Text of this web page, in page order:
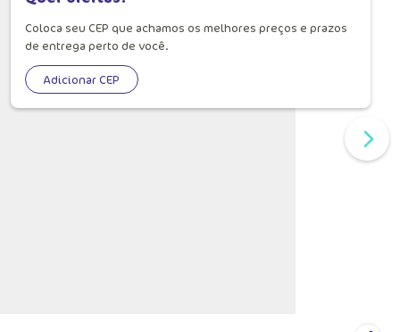
Coloca seu CEP que achamos os melhores preços e prazos
de entrega perto de você.
Adicionar CEP